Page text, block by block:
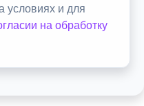
условиях и для
на обработку